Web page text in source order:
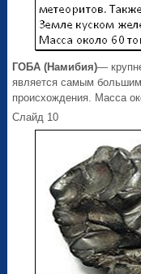
ГОБА (Намибия)—
является самым
происхождения. Масса
Слайд 10